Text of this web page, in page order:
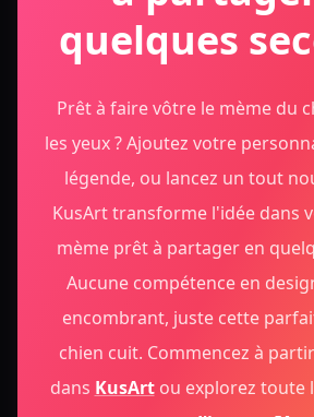
quelques
Prêt à faire vôtre le mème du
les yeux ? Ajoutez votre
légende, ou lancez un tout
KusArt transforme l'idée dans
mème prêt à partager en
Aucune compétence en
encombrant, juste cette
chien cuit. Commencez à
dans KusArtou explorez toute